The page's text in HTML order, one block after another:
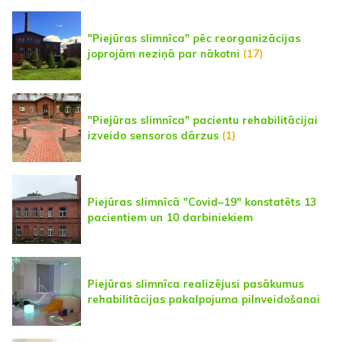
"Piejūras slimnīca" pēc reorganizācijas
joprojām neziņā par nākotni (17)
"Piejūras slimnīca" pacientu rehabilitācijai
izveido sensoros dārzus (1)
Piejūras slimnīcā "Covid–19" konstatēts 13
pacientiem un 10 darbiniekiem
Piejūras slimnīca realizējusi pasākumus
rehabilitācijas pakalpojuma pilnveidošanai